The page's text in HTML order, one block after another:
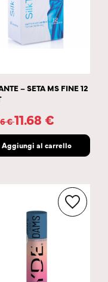
– SETA MS FINE 12
€11.68 €
Aggiungi al carrello